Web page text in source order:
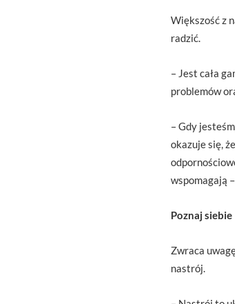
Większość z
radzić.
– Jest cała
problemów
– Gdy
okazuje się,
wspomagają
Poznaj siebie
Zwraca
nastrój.